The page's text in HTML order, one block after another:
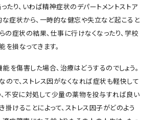
たり、いわば精神症状のデパートメントストア
な症状から、一時的な健忘や失立など起こると
の症状の結果、仕事に行けなくなったり、学校
損なってきます。
傷害した場合、治療はどうするのでしょう。
ので、ストレス因がなくなれば症状も軽快して
、不安に対処して少量の薬物を投与すれば良い
けることによって、ストレス因子がどのよう